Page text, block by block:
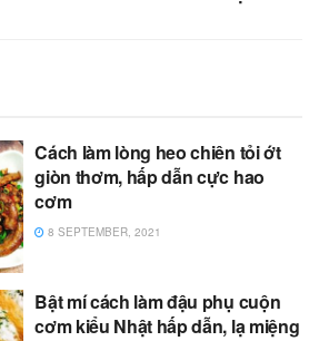
Cách làm lòng heo chiên tỏi ớt
giòn thơm, hấp dẫn cực hao
cơm
8 SEPTEMBER, 2021
Bật mí cách làm đậu phụ cuộn
cơm kiểu Nhật hấp dẫn, lạ miệng